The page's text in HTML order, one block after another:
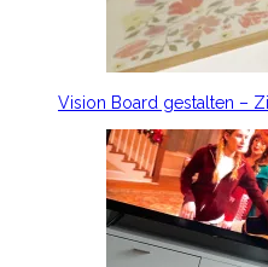
Vision Board gestalten –